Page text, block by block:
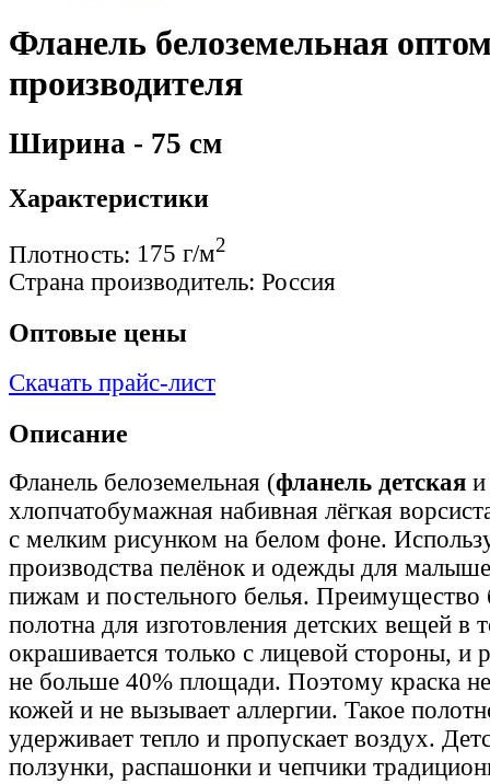
Фланель белоземельная
производителя
Ширина - 75 см
Характеристики
Плотность: 175 г/м2
Страна производитель: Россия
Оптовые цены
Скачать прайс-лист
Описание
Фланель белоземельная (фланель детская
хлопчатобумажная набивная лёгкая
с мелким рисунком на белом фоне.
производства пелёнок и одежды для
пижам и постельного белья. Преимущество
полотна для изготовления детских вещей в
окрашивается только с лицевой стороны, и
не больше 40% площади. Поэтому краска не
кожей и не вызывает аллергии. Такое
удерживает тепло и пропускает воздух.
ползунки, распашонки и чепчики